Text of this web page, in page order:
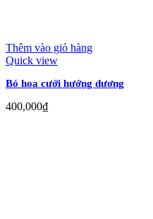
Thêm vào giỏ hàng
Quick view
Bó hoa cưới hướng dương
400,000₫